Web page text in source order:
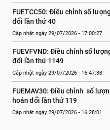
FUETCC50: Điều chỉnh số
đổi lần thứ 40
Cập nhật ngày 29/07/2026 - 17:00:27
FUEVFVND: Điều chỉnh số
đổi lần thứ 1149
Cập nhật ngày 29/07/2026 - 16:47:38
FUEMAV30: Điều chỉnh  số
hoán đổi lần thứ 119
Cập nhật ngày 29/07/2026 - 16:28:01